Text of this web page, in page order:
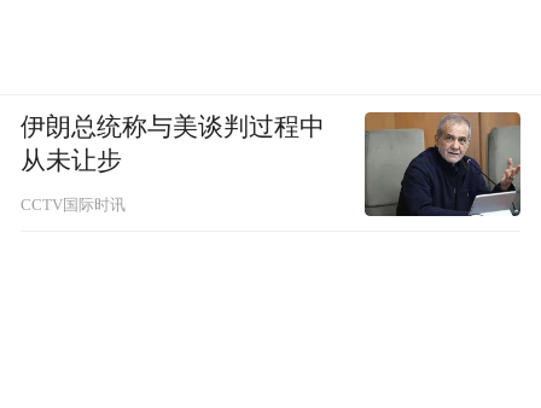
伊朗总统称与美谈判过程中
从未让步
CCTV国际时讯